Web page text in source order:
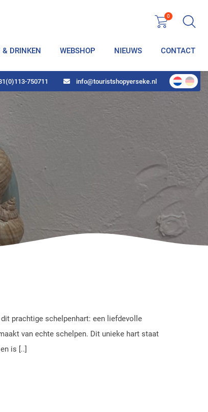
& DRINKEN WEBSHOP NIEUWS CONTACT
0
750711 info@touristshopyerseke.nl
prachtige schelpenhart: een liefdevolle
van echte schelpen. Dit unieke hart staat
is [..]